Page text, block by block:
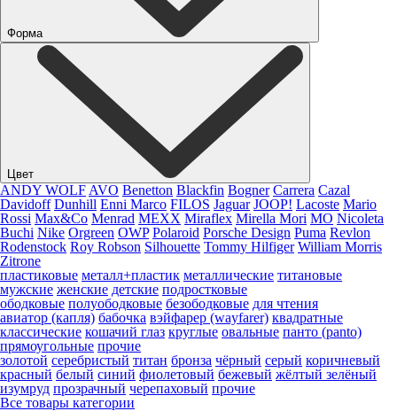
Форма
Цвет
ANDY WOLF AVO Benetton Blackfin Bogner Carrera Cazal
Davidoff Dunhill Enni Marco FILOS Jaguar JOOP! Lacoste Mario
Rossi Max&Co Menrad MEXX Miraflex Mirella Mori MO Nicoleta
Buchi Nike Orgreen OWP Polaroid Porsche Design Puma Revlon
Rodenstock Roy Robson Silhouette Tommy Hilfiger William Morris
Zitrone
пластиковые металл+пластик металлические титановые
мужские женские детские подростковые
ободковые полуободковые безободковые для чтения
авиатор (капля) бабочка вэйфарер (wayfarer) квадратные
классические кошачий глаз круглые овальные панто (panto)
прямоугольные прочие
золотой серебристый титан бронза чёрный серый коричневый
красный белый синий фиолетовый бежевый жёлтый зелёный
изумруд прозрачный черепаховый прочие
Все товары категории